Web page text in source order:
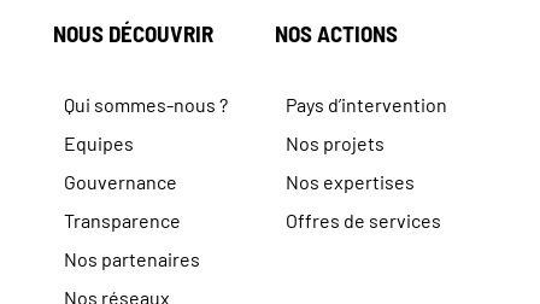
NOUS DÉCOUVRIR
Qui sommes-nous ?
Equipes
Gouvernance
Transparence
Nos partenaires
Nos réseaux
NOS ACTIONS
Pays d’intervention
Nos projets
Nos expertises
Offres de services